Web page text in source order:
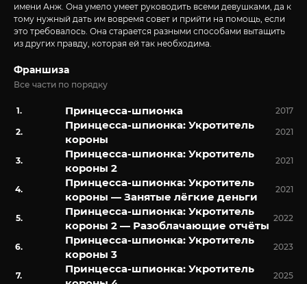
имени Анж. Она умело умеет руководить всеми девушками, да к
тому нужный дать им вовремя совет и прийти на помощь, если
это требовалось. Она старается разными способами вытащить
из других правду, которая ей так необходима.
Франшиза
Все части по порядку
Принцесса-шпионка 2017
Принцесса-шпионка: Укротитель
короны
2021
Принцесса-шпионка: Укротитель
короны 2
2021
Принцесса-шпионка: Укротитель
короны — Занятые лёгкие деньги
2021
Принцесса-шпионка: Укротитель
короны 2 — Разоблачающие отчёты
2022
Принцесса-шпионка: Укротитель
короны 3
2023
Принцесса-шпионка: Укротитель
2025